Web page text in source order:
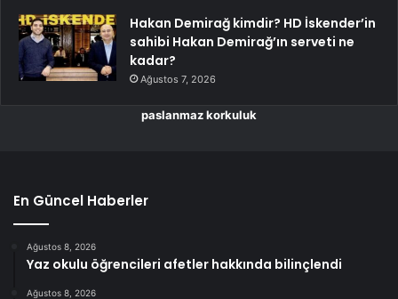
Hakan Demirağ kimdir? HD İskender’in
sahibi Hakan Demirağ’ın serveti ne
kadar?
Ağustos 7, 2026
paslanmaz korkuluk
En Güncel Haberler
Ağustos 8, 2026
Yaz okulu öğrencileri afetler hakkında bilinçlendi
Ağustos 8, 2026